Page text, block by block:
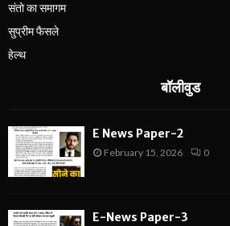
संतो का समागम
सुप्रीम फैसले
हेल्थ
बॉलीवुड
E News Paper-2
February 15, 2026 0
E-News Paper-3